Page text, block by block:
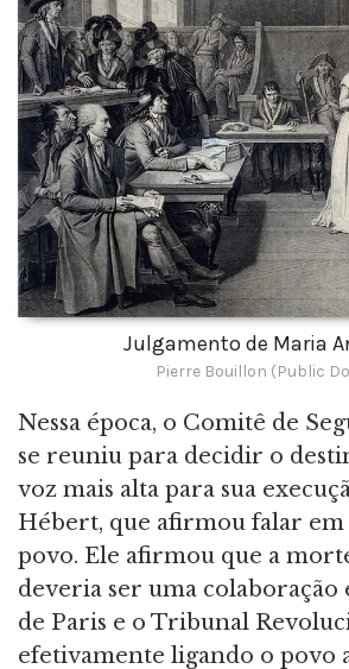
Julgamento de Maria
Pierre Bouillon (Public
Nessa época, o Comitê de
se reuniu para decidir o
voz mais alta para sua
Hébert, que afirmou falar
povo. Ele afirmou que a
deveria ser uma colaboração
de Paris e o Tribunal
efetivamente ligando o povo